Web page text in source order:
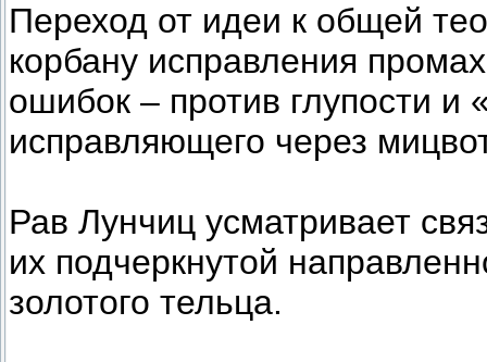
Переход от идеи к общей
корбану исправления
ошибок – против глупости и
исправляющего через
Рав Лунчиц усматривает
их подчеркнутой
золотого тельца.